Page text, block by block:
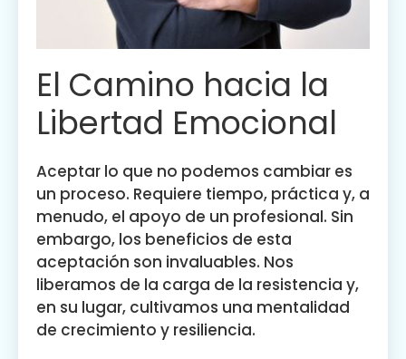
El Camino hacia la
Libertad Emocional
Aceptar lo que no podemos cambiar es
un proceso. Requiere tiempo, práctica y, a
menudo, el apoyo de un profesional. Sin
embargo, los beneficios de esta
aceptación son invaluables. Nos
liberamos de la carga de la resistencia y,
en su lugar, cultivamos una mentalidad
de crecimiento y resiliencia.